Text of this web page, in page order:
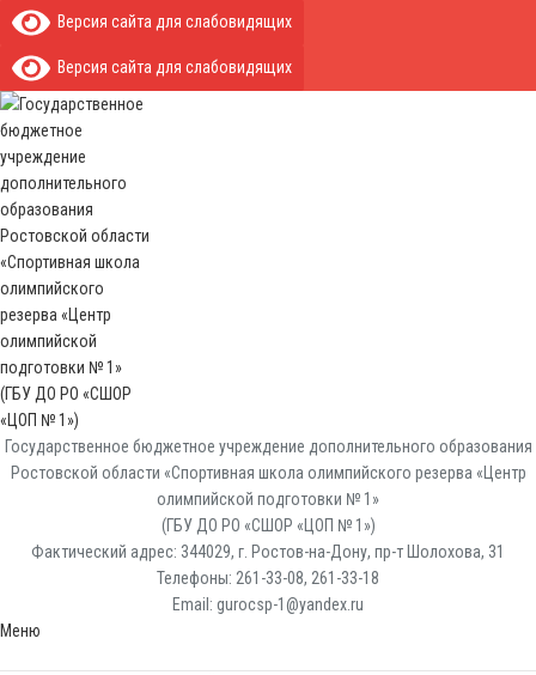
Версия сайта для слабовидящих
Версия сайта для слабовидящих
Государственное бюджетное учреждение дополнительного образования
Ростовской области «Спортивная школа олимпийского резерва «Центр
олимпийской подготовки № 1»
(ГБУ ДО РО «СШОР «ЦОП № 1»)
Фактический адрес: 344029, г. Ростов-на-Дону, пр-т Шолохова, 31
Телефоны: 261-33-08, 261-33-18
Email: gurocsp-1@yandex.ru
Меню